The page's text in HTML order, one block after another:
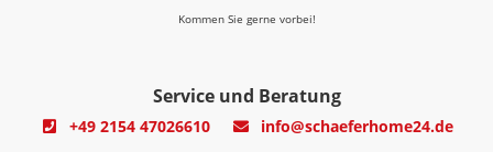
Kommen Sie gerne vorbei!
Service und Beratung
+49 2154 47026610 info@schaeferhome24.de